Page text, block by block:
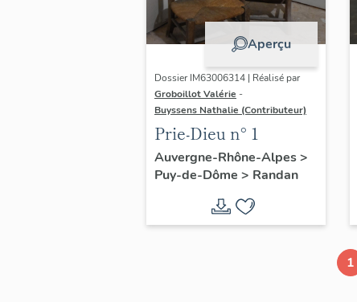
Aperçu
Dossier IM63006314 | Réalisé par
Groboillot Valérie -
Buyssens Nathalie (Contributeur)
Prie-Dieu n° 1
Auvergne-Rhône-Alpes>
Puy-de-Dôme > Randan
1